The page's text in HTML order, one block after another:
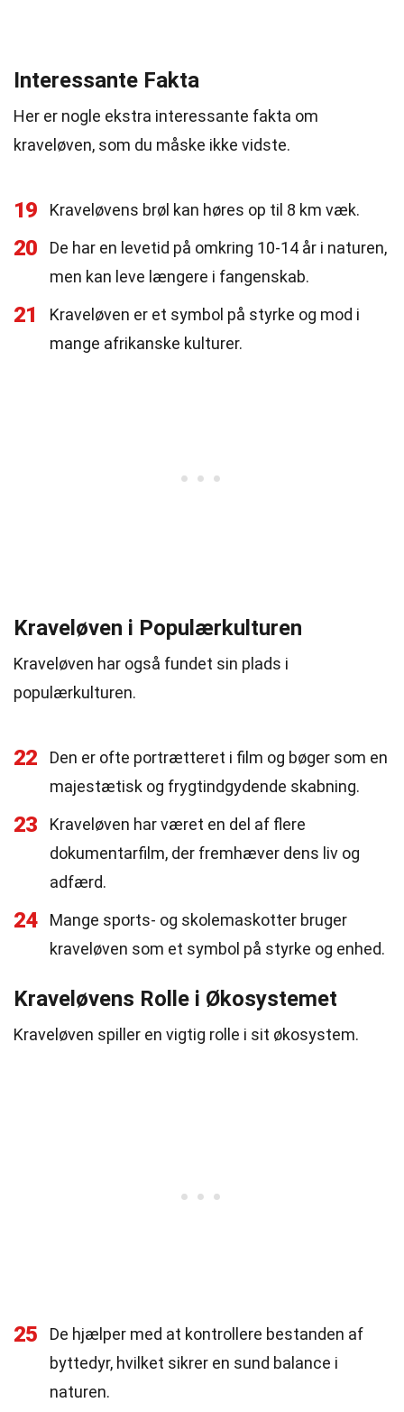
Interessante Fakta
Her er nogle ekstra interessante fakta om
kraveløven, som du måske ikke vidste.
19 Kraveløvens brøl kan høres op til 8 km væk.
20
De har en levetid på omkring 10-14 år i naturen,
men kan leve længere i fangenskab.
21
Kraveløven er et symbol på styrke og mod i
mange afrikanske kulturer.
Kraveløven i Populærkulturen
Kraveløven har også fundet sin plads i
populærkulturen.
22
Den er ofte portrætteret i film og bøger som en
majestætisk og frygtindgydende skabning.
23
Kraveløven har været en del af flere
dokumentarfilm, der fremhæver dens liv og
adfærd.
24
Mange sports- og skolemaskotter bruger
kraveløven som et symbol på styrke og enhed.
Kraveløvens Rolle i Økosystemet
Kraveløven spiller en vigtig rolle i sit økosystem.
25
De hjælper med at kontrollere bestanden af
byttedyr, hvilket sikrer en sund balance i
naturen.